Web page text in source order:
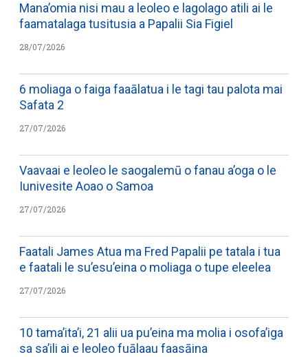
Mana’omia nisi mau a leoleo e lagolago atili ai le
faamatalaga tusitusia a Papalii Sia Figiel
28/07/2026
6 moliaga o faiga faaālatua i le tagi tau palota mai
Safata 2
27/07/2026
Vaavaai e leoleo le saogalemū o fanau a’oga o le
Iunivesite Aoao o Samoa
27/07/2026
Faatali James Atua ma Fred Papalii pe tatala i tua
e faatali le su’esu’eina o moliaga o tupe eleelea
27/07/2026
10 tama’ita’i, 21 alii ua pu’eina ma molia i osofa’iga
sa sa’ili ai e leoleo fuālaau faasāina